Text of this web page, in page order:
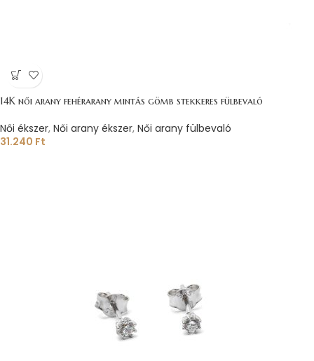
14K női arany fehérarany mintás gömb stekkeres fülbevaló
Női ékszer, Női arany ékszer, Női arany fülbevaló
31.240 Ft